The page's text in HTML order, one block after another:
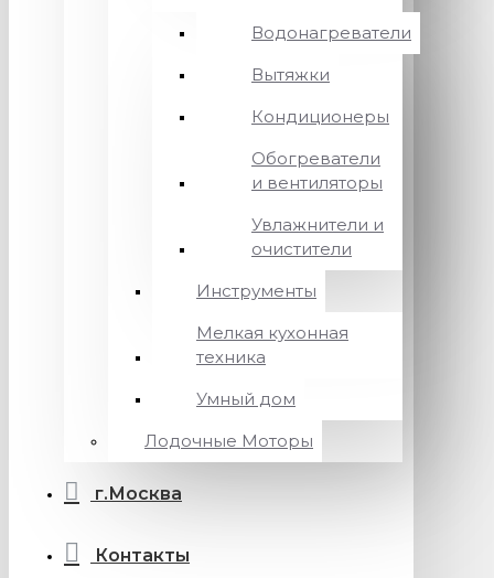
Водонагреватели
Вытяжки
Кондиционеры
Обогреватели
и вентиляторы
Увлажнители и
очистители
Инструменты
Мелкая кухонная
техника
Умный дом
Лодочные Моторы
г.Москва
Контакты